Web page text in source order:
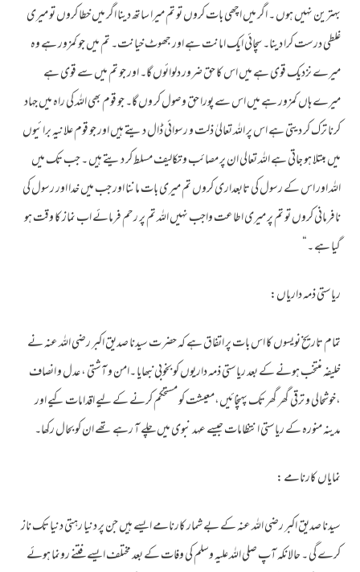
بہترین نہیں ہوں ۔ اگر میں اچھی بات کروں تو تم میرا ساتھ دینا اگر میں خطا کروں تو میری
غلطی درست کرا دینا۔ سچائی ایک امانت ہے اور جھوٹ خیانت۔ تم میں جو کمزور ہے وہ
میرے نزدیک قوی ہے میں اس کا حق ضرور دلوائوں گا۔ اور جو تم میں سے قوی ہے
میرے ہاں کمزور ہے میں اس سے پورا حق وصول کر وں گا۔ جو قوم بھی اللہ کی راہ میں جہاد
کرنا ترک کر دیتی ہے اس پر اللہ تعالیٰ ذلت و رسوائی ڈال دیتے ہیں اور جو قوم علانیہ برائیوں
میں مبتلا ہو جاتی ہے اللہ تعالی ان پر مصائب و تکالیف مسلط کر دیتے ہیں ۔ جب تک میں
اللہ اور اس کے رسول کی تابعداری کروں تم میری بات ماننا اور جب میں خدا اور رسول کی
نافرمانی کروں تو تم پر میری اطاعت واجب نہیں اللہ تم پر رحم فرمائے اب نماز کا وقت ہو
گیا ہے ۔“
ریاستی ذمہ داریاں:
تمام تاریخ نویسوں کا اس بات پر اتفاق ہے کہ حضر ت سیدنا صدیق اکبر رضی اللہ عنہ نے
خلیفہ منتخب ہونے کے بعد ریاستی ذمہ داریوں کو بخوبی نبھایا ۔امن و آشتی ، عدل و انصاف
،خوشحالی و ترقی گھر گھر تک پہنچائیں،معیشت کو مستحکم کرنے کے لیے اقدامات کیے اور
مدینہ منورہ کے ریاستی انتظامات جیسے عہد نبوی میں چلے آ رہے تھے ان کو بحال رکھا۔
نمایاں کارنامے :
سیدنا صدیق اکبر رضی اللہ عنہ کے بے شمار کارنامے ایسے ہیں جن پر دنیا رہتی دنیا تک ناز
کرے گی ۔ حالانکہ آپ صلی اللہ علیہ وسلم کی وفات کے بعد مختلف ایسے فتنے رونما ہوئے